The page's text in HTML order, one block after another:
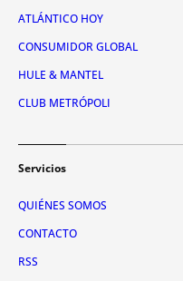
ATLÁNTICO HOY
CONSUMIDOR GLOBAL
HULE & MANTEL
CLUB METRÓPOLI
Servicios
QUIÉNES SOMOS
CONTACTO
RSS